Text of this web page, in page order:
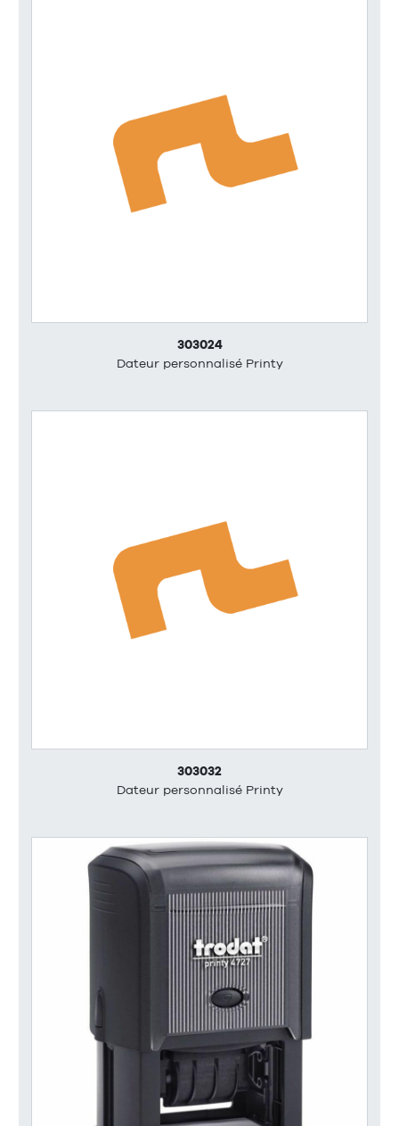
303024
Dateur personnalisé Printy
303032
Dateur personnalisé Printy